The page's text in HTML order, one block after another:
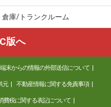
倉庫/トランクルーム
版へ
末からの情報の外部送信について
元 不動産情報に関する免責事項
費税に関する表記について